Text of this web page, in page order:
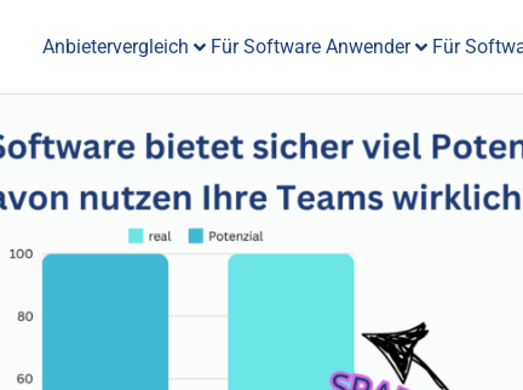
Anbietervergleich Für Software Anwender Für